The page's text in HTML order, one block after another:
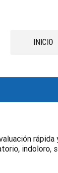
INICIO
indoloro,